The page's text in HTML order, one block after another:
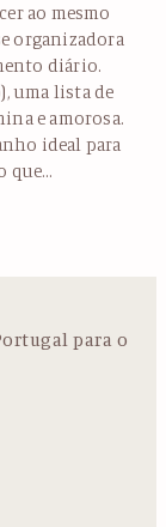
ao mesmo
organizadora
diário.
uma lista de
e amorosa.
ideal para
que…
para o